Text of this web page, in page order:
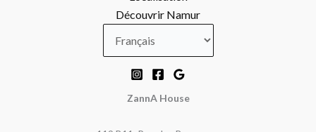
Découvrir Namur
ZannA House